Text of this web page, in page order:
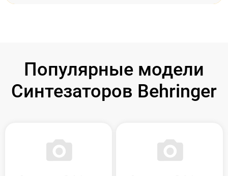
Популярные модели
Синтезаторов Behringer